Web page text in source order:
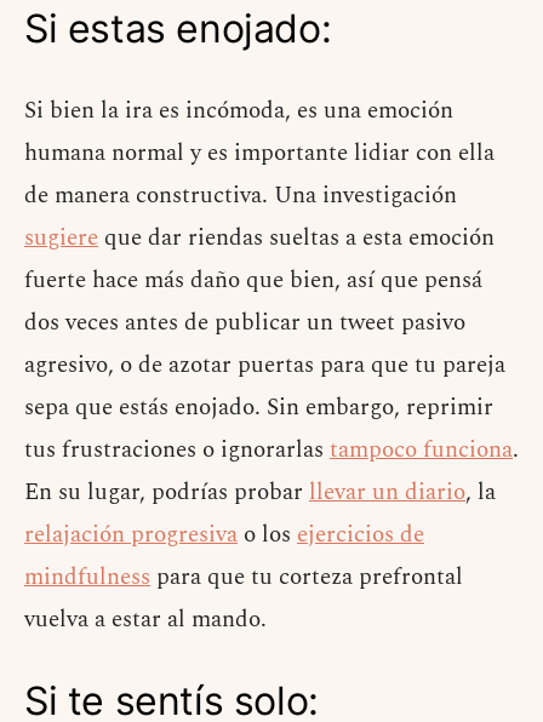
Si estas enojado:
Si bien la ira es incómoda, es una emoción
humana normal y es importante lidiar con ella
de manera constructiva. Una investigación
sugiere que dar riendas sueltas a esta emoción
fuerte hace más daño que bien, así que pensá
dos veces antes de publicar un tweet pasivo
agresivo, o de azotar puertas para que tu pareja
sepa que estás enojado. Sin embargo, reprimir
tus frustraciones o ignorarlas tampoco funciona.
En su lugar, podrías probar llevar un diario, la
relajación progresiva o los ejercicios de
mindfulness para que tu corteza prefrontal
vuelva a estar al mando.
Si te sentís solo: